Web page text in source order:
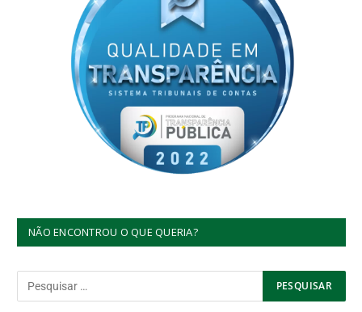
NÃO ENCONTROU O QUE QUERIA?